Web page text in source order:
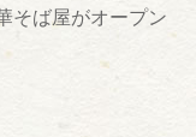
そば屋がオープン